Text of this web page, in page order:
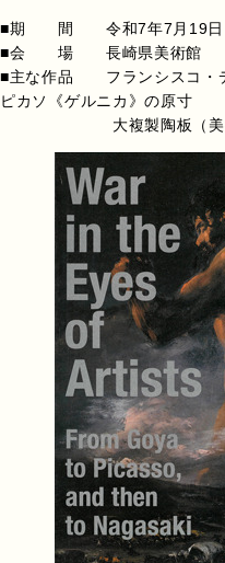
■期 間 令和7年7月19日（
■会 場 長崎県美術館
■主な作品 フランシスコ・デ
ピカソ《ゲルニカ》の原寸
大複製陶板（美術館エ